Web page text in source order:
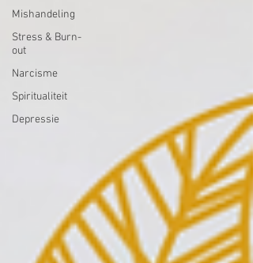
Mishandeling
Stress & Burn-
out
Narcisme
Spiritualiteit
Depressie